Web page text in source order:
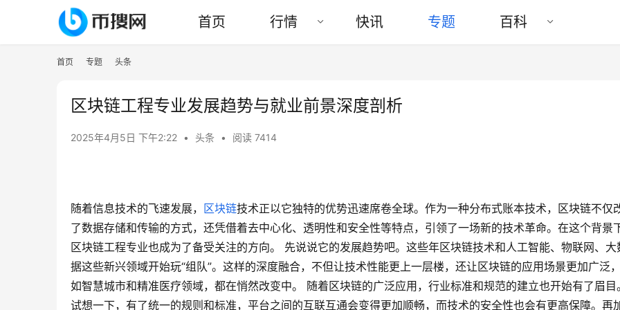
首页 行情 快讯 专题 百科
首页 专题 头条
区块链工程专业发展趋势与就业前景深度剖析
2025年4月5日 下午2:22 • 头条 • 阅读 7414
随着信息技术的飞速发展， 区块链技术正以它独特的优势迅速席卷全球。作为一种分布式账本技术，区块链不仅
了数据存储和传输的方式，还凭借着去中心化、透明性和安全性等特点，引领了一场新的技术革命。在这个背景
区块链工程专业也成为了备受关注的方向。 先说说它的发展趋势吧。这些年区块链技术和人工智能、物联网、大
据这些新兴领域开始玩“组队”。这样的深度融合，不但让技术性能更上一层楼，还让区块链的应用场景更加广泛
如智慧城市和精准医疗领域，都在悄然改变中。 随着区块链的广泛应用，行业标准和规范的建立也开始有了眉目
试想一下，有了统一的规则和标准，平台之间的互联互通会变得更加顺畅，而技术的安全性也会有更高保障。再